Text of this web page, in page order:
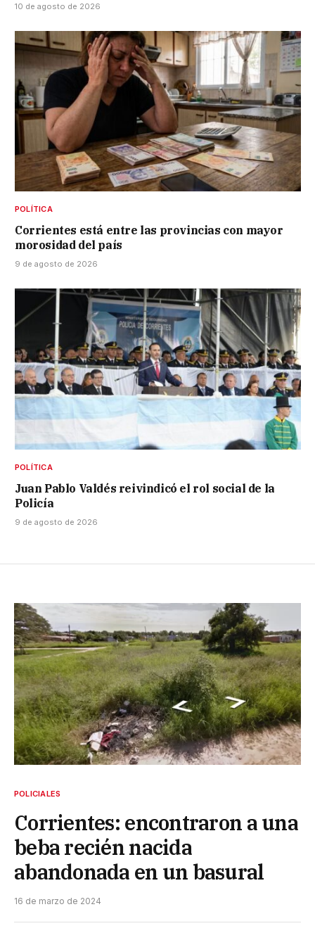
10 de agosto de 2026
POLÍTICA
Corrientes está entre las provincias con mayor
morosidad del país
9 de agosto de 2026
POLÍTICA
Juan Pablo Valdés reivindicó el rol social de la
Policía
9 de agosto de 2026
POLICIALES
Corrientes: encontraron a una
beba recién nacida
abandonada en un basural
16 de marzo de 2024